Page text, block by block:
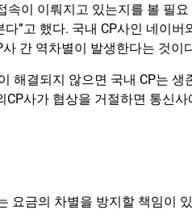
속이 이뤄지고 있는지를 볼 필요
”고 했다. 국내 CP사인 네이버
간 역차별이 발생한다는 것이
해결되지 않으면 국내 CP는 생
CP사가 협상을 거절하면 통신사
요금의 차별을 방지할 책임이 있